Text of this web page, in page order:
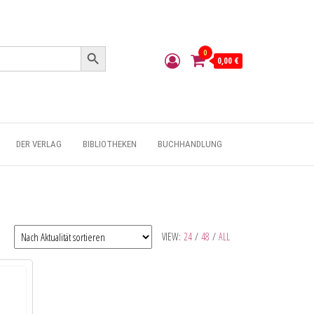
Search Button
0
0,00 €
DER VERLAG BIBLIOTHEKEN BUCHHANDLUNG
VIEW: 24 / 48 / ALL